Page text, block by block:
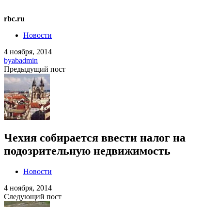
rbc.ru
Новости
4 ноября, 2014
byabadmin
Предыдущий пост
Чехия собирается ввести налог на
подозрительную недвижимость
Новости
4 ноября, 2014
Следующий пост